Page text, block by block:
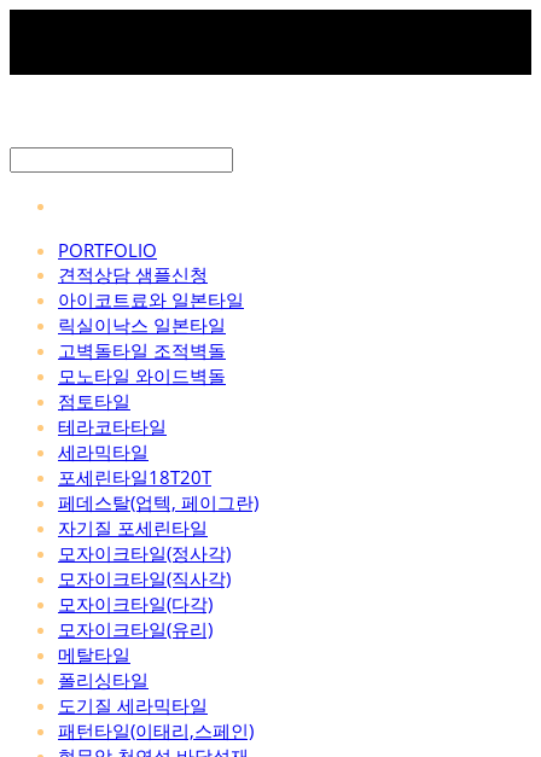
PORTFOLIO
견적상담 샘플신청
아이코트료와 일본타일
릭실이낙스 일본타일
고벽돌타일 조적벽돌
모노타일 와이드벽돌
점토타일
테라코타타일
세라믹타일
포세린타일18T20T
페데스탈(업텍, 페이그란)
자기질 포세린타일
모자이크타일(정사각)
모자이크타일(직사각)
모자이크타일(다각)
모자이크타일(유리)
메탈타일
폴리싱타일
도기질 세라믹타일
패턴타일(이태리,스페인)